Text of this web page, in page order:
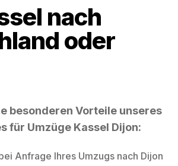
nach
oder
besonderen Vorteile unseres
für Umzüge Kassel Dijon:
Anfrage Ihres Umzugs nach Dijon